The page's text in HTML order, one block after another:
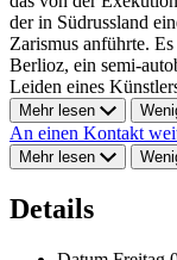
der in Südrussland
Zarismus anführte.
Berlioz, ein semi-
Leiden eines
Mehr lesen
An einen Kontakt
Mehr lesen
Details